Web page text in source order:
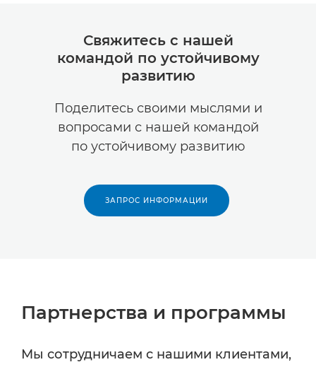
Свяжитесь с нашей
командой по устойчивому
развитию
Поделитесь своими мыслями и
вопросами с нашей командой
по устойчивому развитию
ЗАПРОС ИНФОРМАЦИИ
Партнерства и программы
Мы сотрудничаем с нашими клиентами,